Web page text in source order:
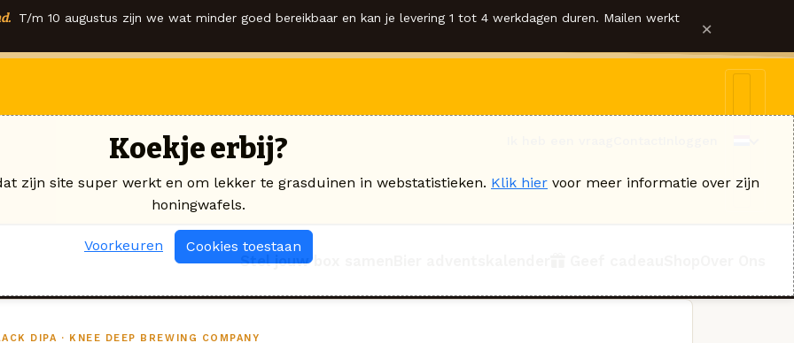
T/m 10 augustus zijn we wat minder goed bereikbaar en kan je levering 1 tot 4 werkdagen duren. Mailen werkt ×
Stel jouw box samen
DIPA · KNEE DEEP BREWING COMPANY
Koekje erbij?
zijn site super werkt en om lekker te grasduinen in webstatistieken. Klik hier voor meer informatie over zijn
honingwafels.
Voorkeuren Cookies toestaan